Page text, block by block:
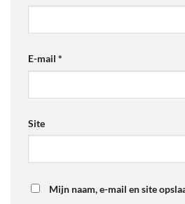
E-mail *
Site
Mijn naam, e-mail en site